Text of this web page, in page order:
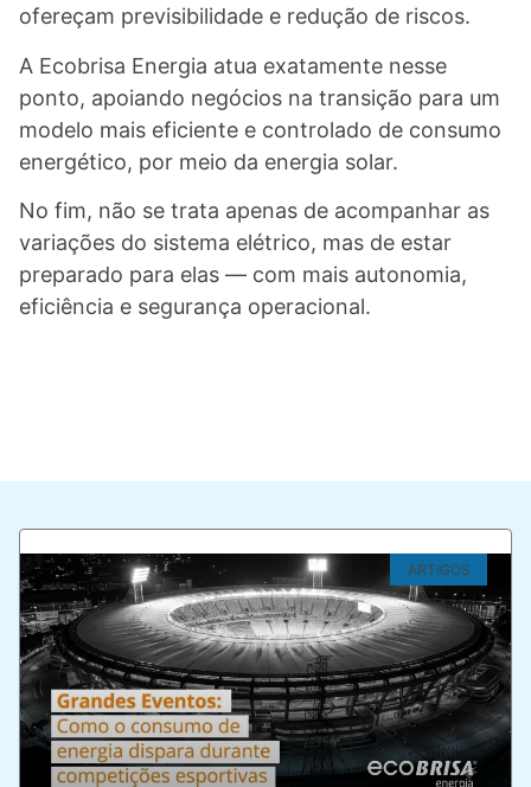
ofereçam previsibilidade e redução de riscos.
A Ecobrisa Energia atua exatamente nesse
ponto, apoiando negócios na transição para um
modelo mais eficiente e controlado de consumo
energético, por meio da energia solar.
No fim, não se trata apenas de acompanhar as
variações do sistema elétrico, mas de estar
preparado para elas — com mais autonomia,
eficiência e segurança operacional.
ARTIGOS